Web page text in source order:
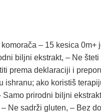
– 15 kesica
biljni ekstrakt, – Ne
prema deklaraciji i
ishranu; ako koristiš
Samo prirodni biljni
Ne sadrži gluten, – Bez